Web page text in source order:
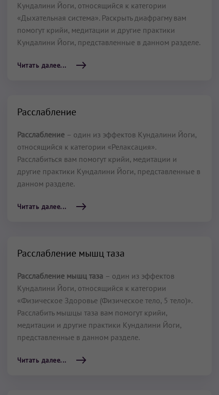
Кундалини Йоги, относящийся к категории
«Дыхательная система». Раскрыть диафрагму вам
помогут крийи, медитации и другие практики
Кундалини Йоги, представленные в данном разделе.
Читать далее...
Расслабление
Расслабление – один из эффектов Кундалини Йоги,
относящийся к категории «Релаксация».
Расслабиться вам помогут крийи, медитации и
другие практики Кундалини Йоги, представленные в
данном разделе.
Читать далее...
Расслабление мышц таза
Расслабление мышц таза – один из эффектов
Кундалини Йоги, относящийся к категории
«Физическое Здоровье (Физическое тело, 5 тело)».
Расслабить мышцы таза вам помогут крийи,
медитации и другие практики Кундалини Йоги,
представленные в данном разделе.
Читать далее...